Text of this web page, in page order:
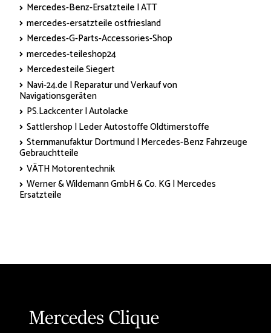
Mercedes-Benz-Ersatzteile | ATT
mercedes-ersatzteile ostfriesland
Mercedes-G-Parts-Accessories-Shop
mercedes-teileshop24
Mercedesteile Siegert
Navi-24.de | Reparatur und Verkauf von
Navigationsgeräten
PS.Lackcenter | Autolacke
Sattlershop | Leder Autostoffe Oldtimerstoffe
Sternmanufaktur Dortmund | Mercedes-Benz Fahrzeuge
Gebrauchtteile
VÄTH Motorentechnik
Werner & Wildemann GmbH & Co. KG | Mercedes
Ersatzteile